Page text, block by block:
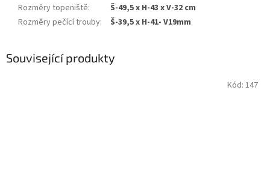
Rozměry topeniště:
Š-49,5 x H-43 x V-32 cm
Rozměry pečící trouby: Š-39,5 x H-41- V19mm
Související produkty
Kód: 147